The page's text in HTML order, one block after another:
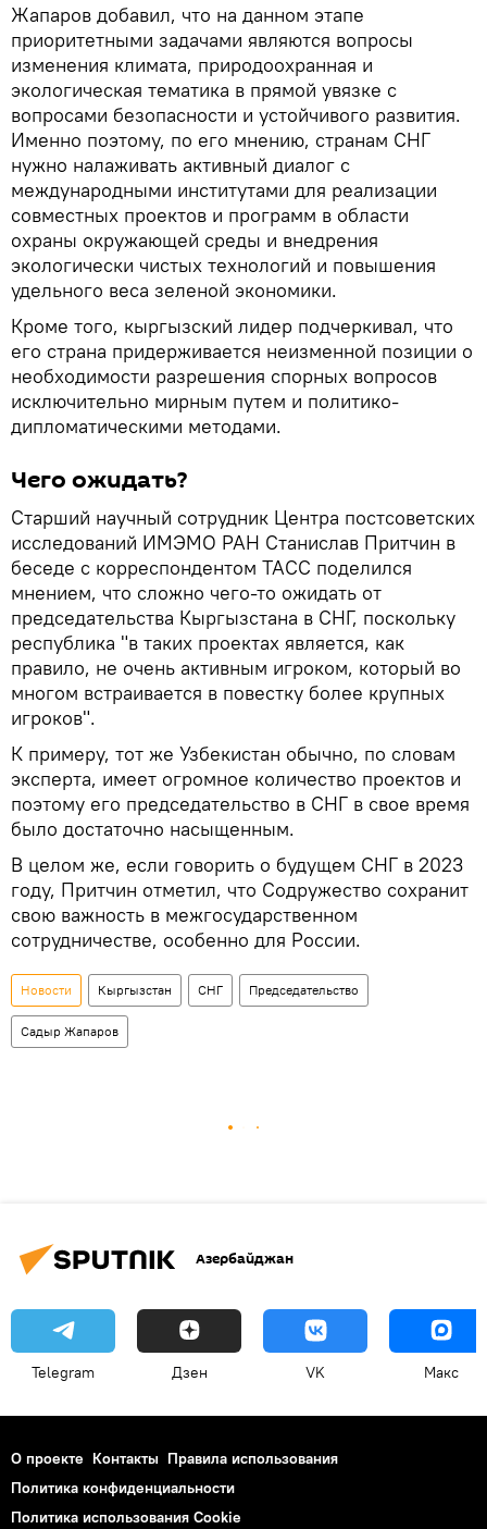
Жапаров добавил, что на данном этапе
приоритетными задачами являются вопросы
изменения климата, природоохранная и
экологическая тематика в прямой увязке с
вопросами безопасности и устойчивого развития.
Именно поэтому, по его мнению, странам СНГ
нужно налаживать активный диалог с
международными институтами для реализации
совместных проектов и программ в области
охраны окружающей среды и внедрения
экологически чистых технологий и повышения
удельного веса зеленой экономики.
Кроме того, кыргызский лидер подчеркивал, что
его страна придерживается неизменной позиции о
необходимости разрешения спорных вопросов
исключительно мирным путем и политико-
дипломатическими методами.
Чего ожидать?
Старший научный сотрудник Центра постсоветских
исследований ИМЭМО РАН Станислав Притчин в
беседе с корреспондентом ТАСС поделился
мнением, что сложно чего-то ожидать от
председательства Кыргызстана в СНГ, поскольку
республика "в таких проектах является, как
правило, не очень активным игроком, который во
многом встраивается в повестку более крупных
игроков".
К примеру, тот же Узбекистан обычно, по словам
эксперта, имеет огромное количество проектов и
поэтому его председательство в СНГ в свое время
было достаточно насыщенным.
В целом же, если говорить о будущем СНГ в 2023
году, Притчин отметил, что Содружество сохранит
свою важность в межгосударственном
сотрудничестве, особенно для России.
Новости Кыргызстан СНГ Председательство
Садыр Жапаров
Азербайджан
Telegram Дзен VK Макс
О проекте Контакты Правила использования
Политика конфиденциальности
Политика использования Cookie